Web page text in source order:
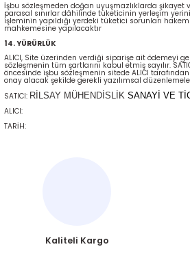
İşbu sözleşmeden doğan uyuşmazlıklarda şikayet
parasal sınırlar dâhilinde tüketicinin yerleşim
işleminin yapıldığı yerdeki tüketici sorunları
mahkemesine yapılacaktır
14. YÜRÜRLÜK
ALICI, Site üzerinden verdiği siparişe ait ödemeyi
sözleşmenin tüm şartlarını kabul etmiş sayılır.
öncesinde işbu sözleşmenin sitede ALICI
onay alacak şekilde gerekli yazılımsal
SATICI: RİLSAY MÜHENDİSLİK SANAYİ VE
ALICI:
TARİH:
Kaliteli Kargo